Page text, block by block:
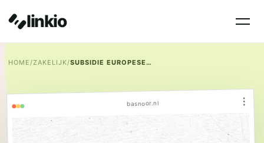
linkio
HOME/ZAKELIJK/ SUBSIDIE EUROPESE FONDSEN
basnoor.nl ⋮